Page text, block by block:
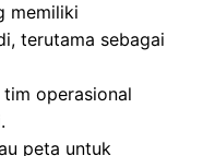
memiliki
terutama sebagai
operasional
peta untuk